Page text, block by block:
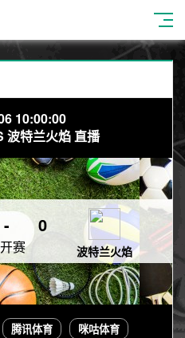
10:00:00
波特兰火焰 直播
- 0
波特兰火焰
赛
腾讯体育 咪咕体育